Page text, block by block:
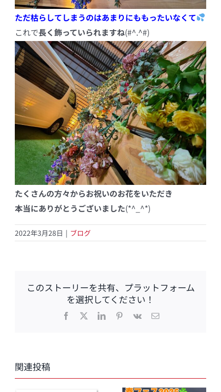
ただ枯らしてしまうのはあまりにももったいなくて
これで長く飾っていられますね(#^.^#)
たくさんの方々からお祝いのお花をいただき
本当にありがとうございました(*^_^*)
2022年3月28日 | ブログ
このストーリーを共有、プラットフォーム
を選択してください！
Facebook
X LinkedInPinterest
Vk
電
関連投稿